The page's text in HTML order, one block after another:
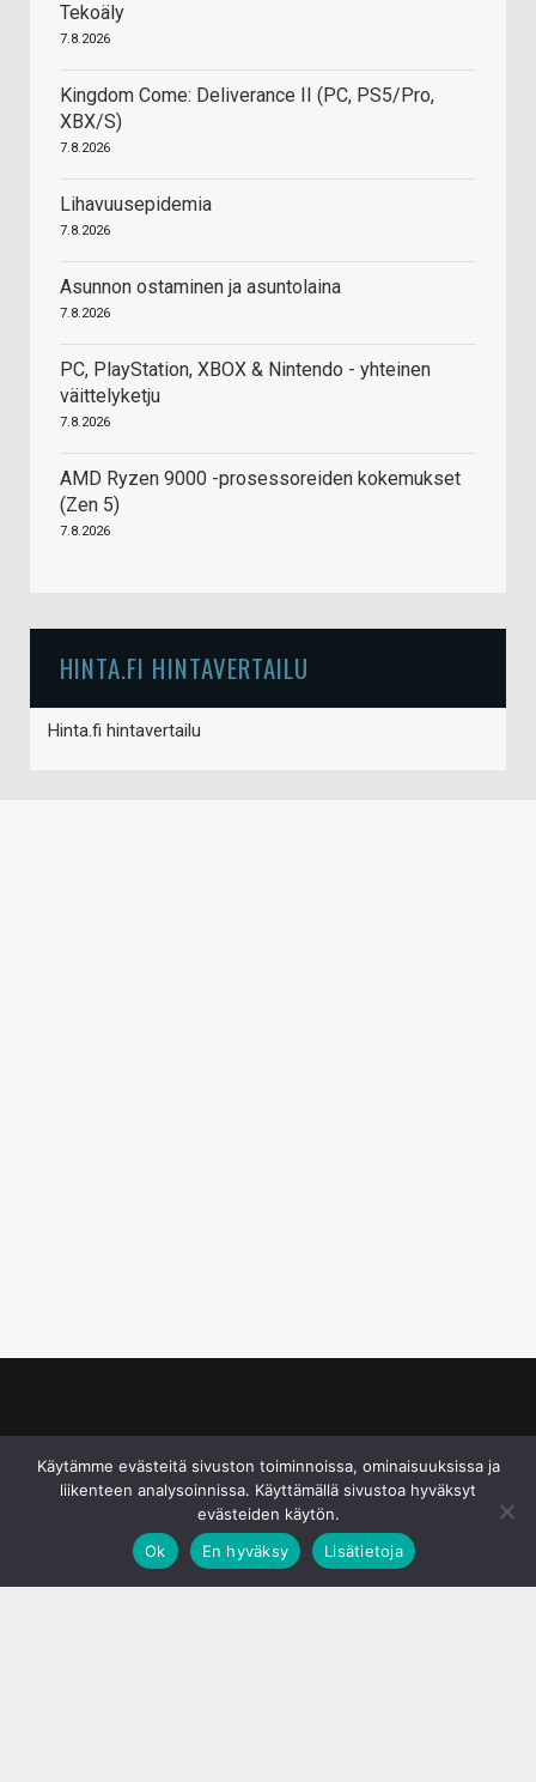
Tekoäly
7.8.2026
Kingdom Come: Deliverance II (PC, PS5/Pro,
XBX/S)
7.8.2026
Lihavuusepidemia
7.8.2026
Asunnon ostaminen ja asuntolaina
7.8.2026
PC, PlayStation, XBOX & Nintendo - yhteinen
väittelyketju
7.8.2026
AMD Ryzen 9000 -prosessoreiden kokemukset
(Zen 5)
7.8.2026
HINTA.FI HINTAVERTAILU
Hinta.fi hintavertailu
Käytämme evästeitä sivuston toiminnoissa, ominaisuuksissa ja
liikenteen analysoinnissa. Käyttämällä sivustoa hyväksyt
evästeiden käytön.
Ok
En hyväksy Lisätietoja